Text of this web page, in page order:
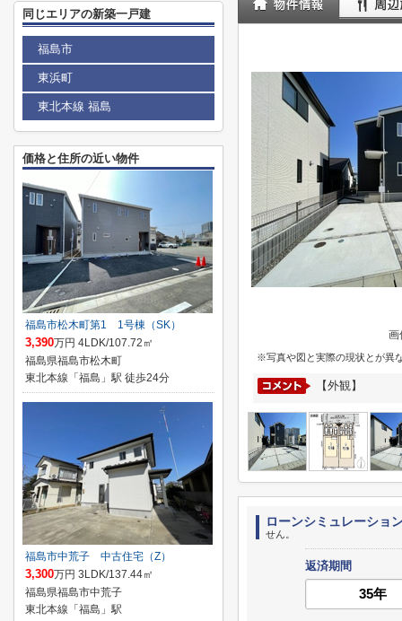
画
※写真や図と実際の現状とが異
【外観】
ローンシミュレーショ
せん。
返済期間
同じエリアの新築一戸建
福島市
東浜町
東北本線 福島
価格と住所の近い物件
福島市松木町第1 1号棟（SK）
3,390万円 4LDK/107.72㎡
福島県福島市松木町
東北本線「福島」駅 徒歩24分
福島市中荒子 中古住宅（Z）
3,300万円 3LDK/137.44㎡
福島県福島市中荒子
東北本線「福島」駅